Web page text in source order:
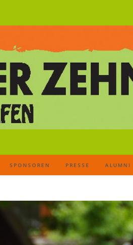
SPONSOREN PRESSE ALUMNI